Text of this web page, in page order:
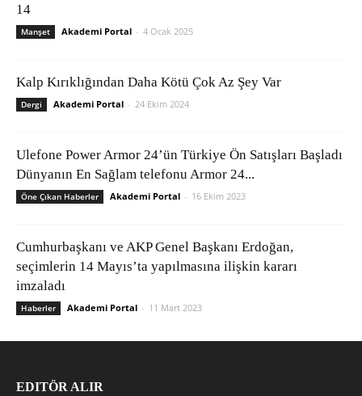
14
Manşet Akademi Portal - 4 Ocak 2025
Kalp Kırıklığından Daha Kötü Çok Az Şey Var
Dergi Akademi Portal - 24 Ekim 2024
Ulefone Power Armor 24’ün Türkiye Ön Satışları Başladı
Dünyanın En Sağlam telefonu Armor 24...
Öne Çıkan Haberler Akademi Portal - 16 Ekim 2023
Cumhurbaşkanı ve AKP Genel Başkanı Erdoğan,
seçimlerin 14 Mayıs’ta yapılmasına ilişkin kararı
imzaladı
Haberler Akademi Portal - 11 Mart 2023
EDITÖR ALIR